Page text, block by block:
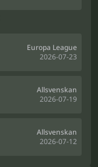
Europa League
2026-07-23
Allsvenskan
2026-07-19
Allsvenskan
2026-07-12